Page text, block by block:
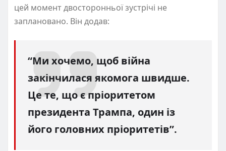
цей момент двосторонньої зустрічі не
заплановано. Він додав:
“Ми хочемо, щоб війна
закінчилася якомога швидше.
Це те, що є пріоритетом
президента Трампа, один із
його головних пріоритетів”.